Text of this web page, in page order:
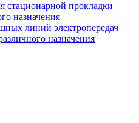
стационарной прокладки
назначения
линий электропередач
назначения